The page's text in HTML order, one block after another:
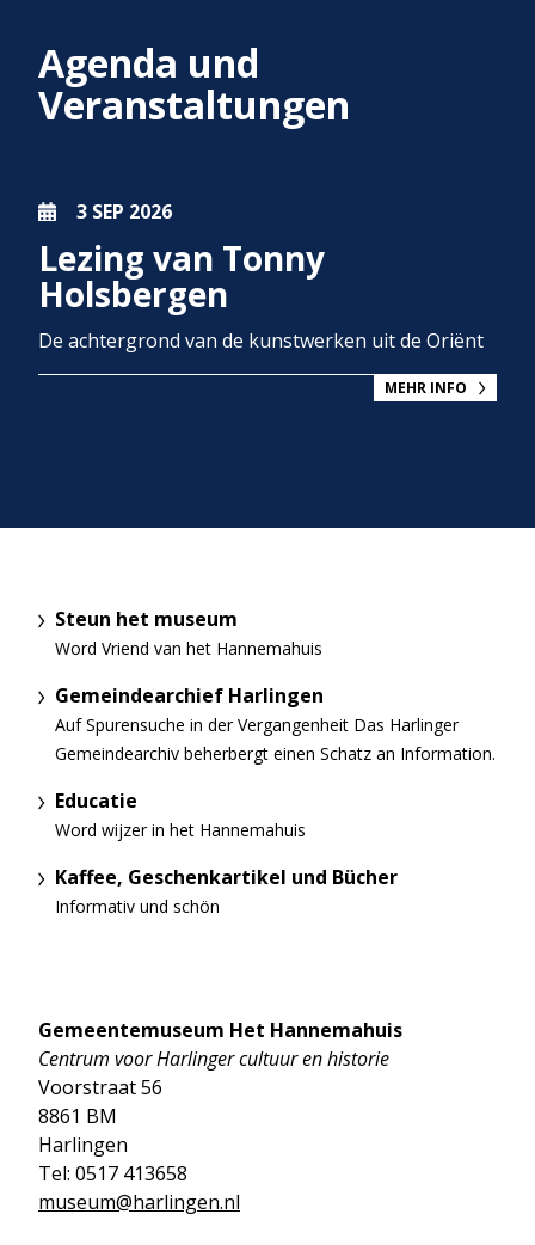
Agenda und
Veranstaltungen
3 SEP 2026
Lezing van Tonny
Holsbergen
De achtergrond van de kunstwerken uit de Oriënt
MEHR INFO
Steun het museum
Word Vriend van het Hannemahuis
Gemeindearchief Harlingen
Auf Spurensuche in der Vergangenheit Das Harlinger
Gemeindearchiv beherbergt einen Schatz an Information.
Educatie
Word wijzer in het Hannemahuis
Kaffee, Geschenkartikel und Bücher
Informativ und schön
Gemeentemuseum Het Hannemahuis
Centrum voor Harlinger cultuur en historie
Voorstraat 56
8861 BM
Harlingen
Tel: 0517 413658
museum@harlingen.nl